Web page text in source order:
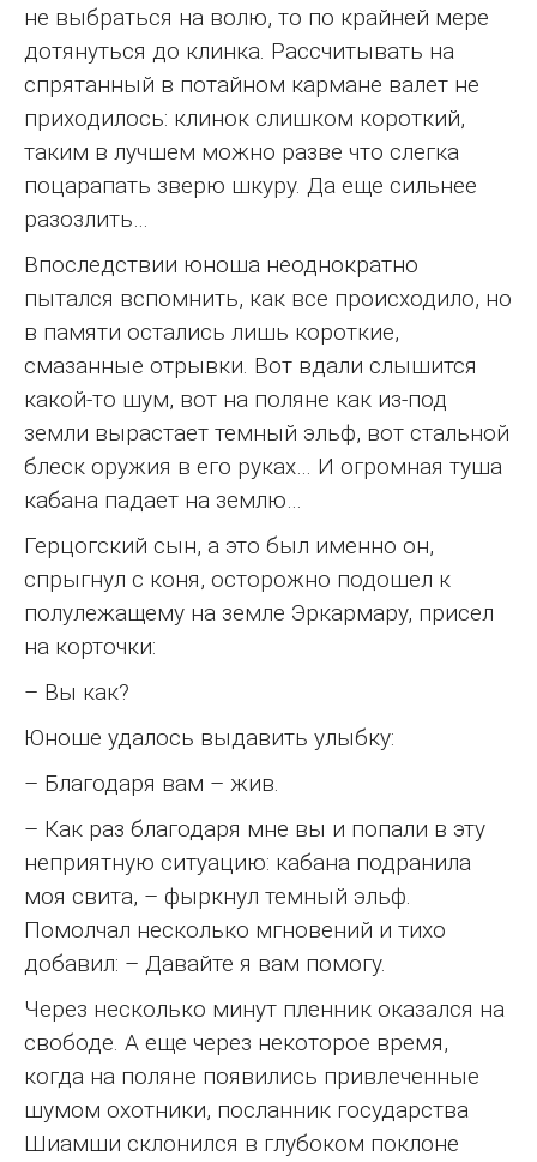
не выбраться на волю, то по крайней мере
дотянуться до клинка. Рассчитывать на
спрятанный в потайном кармане валет не
приходилось: клинок слишком короткий,
таким в лучшем можно разве что слегка
поцарапать зверю шкуру. Да еще сильнее
разозлить…
Впоследствии юноша неоднократно
пытался вспомнить, как все происходило, но
в памяти остались лишь короткие,
смазанные отрывки. Вот вдали слышится
какой-то шум, вот на поляне как из-под
земли вырастает темный эльф, вот стальной
блеск оружия в его руках… И огромная туша
кабана падает на землю…
Герцогский сын, а это был именно он,
спрыгнул с коня, осторожно подошел к
полулежащему на земле Эркармару, присел
на корточки:
– Вы как?
Юноше удалось выдавить улыбку:
– Благодаря вам – жив.
– Как раз благодаря мне вы и попали в эту
неприятную ситуацию: кабана подранила
моя свита, – фыркнул темный эльф.
Помолчал несколько мгновений и тихо
добавил: – Давайте я вам помогу.
Через несколько минут пленник оказался на
свободе. А еще через некоторое время,
когда на поляне появились привлеченные
шумом охотники, посланник государства
Шиамши склонился в глубоком поклоне